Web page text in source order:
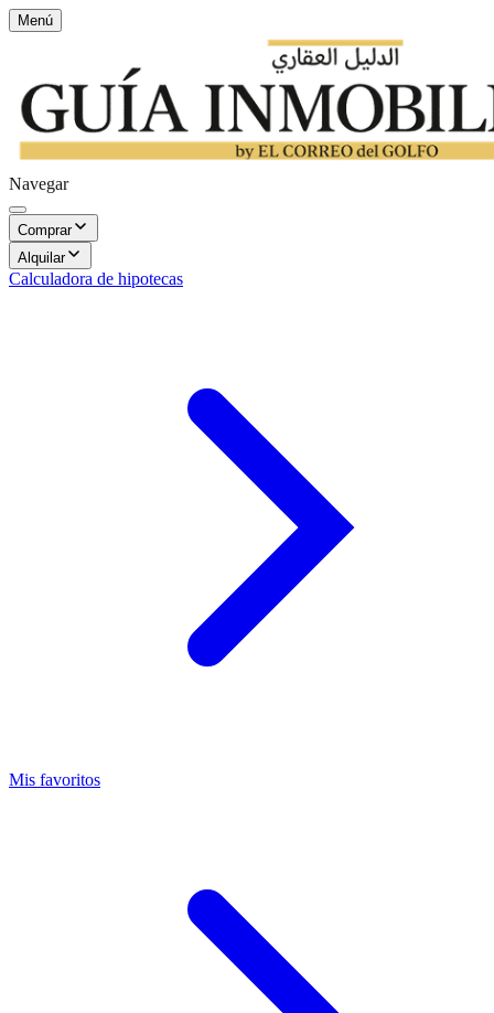
Menú
Navegar
Comprar
Alquilar
Calculadora de hipotecas
Mis favoritos